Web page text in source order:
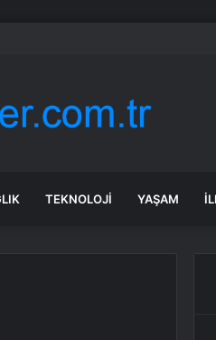
tebrik mesajı
TEKNOLOJI YAŞAM